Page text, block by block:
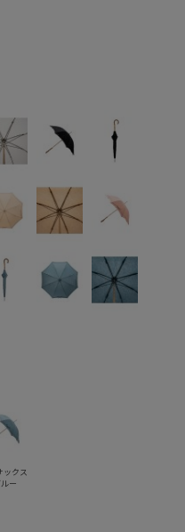
ックス
ー